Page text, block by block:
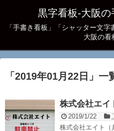
黒字看板‐大阪
「手書き看板」「シャッター文
大阪の看
「 2019年01月22日 」 一
株式会社エイ
2019/1/22
株式会社エイト（